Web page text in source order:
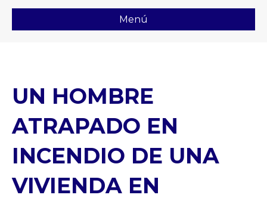
Menú
UN HOMBRE
ATRAPADO EN
INCENDIO DE UNA
VIVIENDA EN